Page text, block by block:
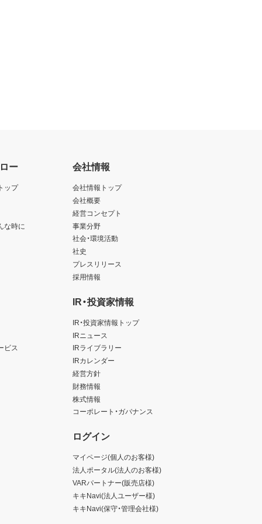
ー
ップ
な時に
ビス
会社情報
会社情報トップ
会社概要
経営コンセプト
事業分野
社会・環境活動
社史
プレスリリース
採用情報
IR・投資家情報
IR・投資家情報トップ
IRニュース
IRライブラリー
IRカレンダー
経営方針
財務情報
株式情報
コーポレート・ガバナンス
ログイン
マイページ(個人のお客様)
法人ポータル(法人のお客様)
VARパートナー(販売店様)
キキNavi(法人ユーザー様)
キキNavi(保守・管理会社様)